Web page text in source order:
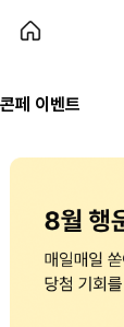
KT
콘
츠
홈으로
콘페 이벤트